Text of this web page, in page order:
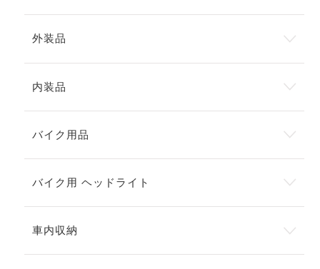
外装品
内装品
バイク用品
バイク用 ヘッドライト
車内収納